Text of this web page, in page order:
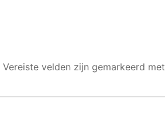
Vereiste velden zijn gemarkeerd met